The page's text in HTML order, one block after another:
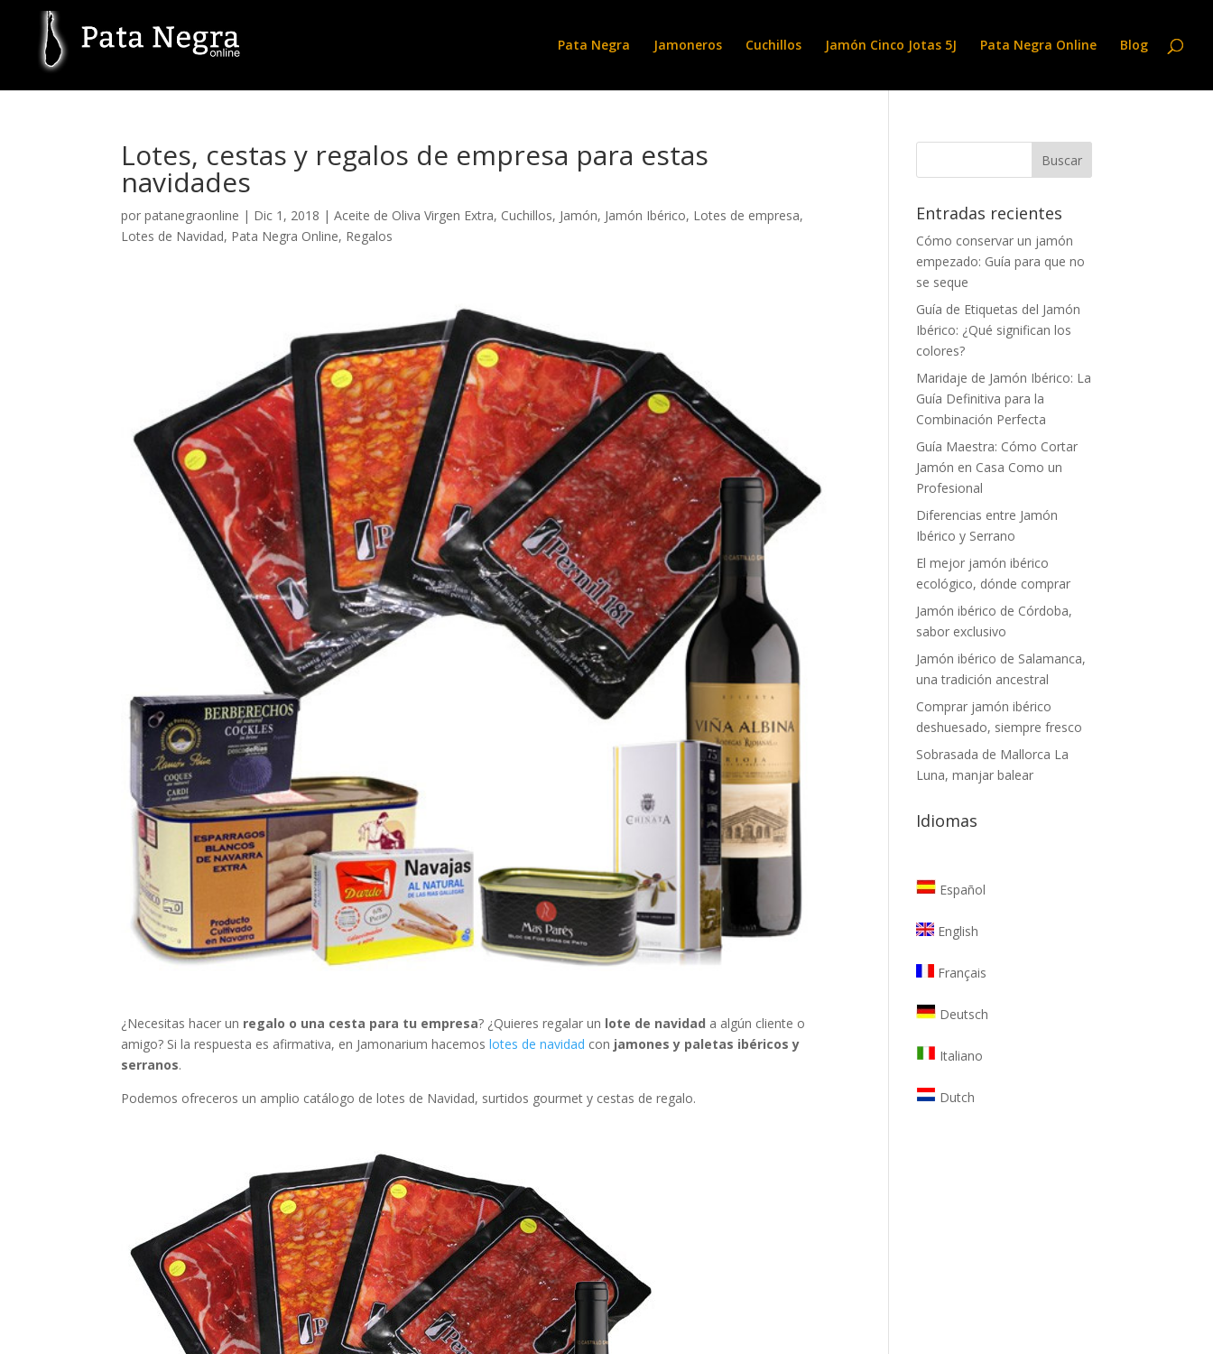
Pata Negra Jamoneros Cuchillos Jamón Cinco Jotas 5J Pata Negra Online Blog
Lotes, cestas y regalos de empresa para estas
navidades
porpatanegraonline | Dic 1, 2018 |Aceite de Oliva Virgen Extra, Cuchillos, Jamón, Jamón Ibérico, Lotes de empresa,
Lotes de Navidad, Pata Negra Online, Regalos
¿Necesitas hacer un regalo o una cesta para tu empresa? ¿Quieres regalar un lote de navidad a algún cliente o
amigo? Si la respuesta es afirmativa, en Jamonarium hacemoslotes de navidad con jamones y paletas ibéricos y
serranos.
Podemos ofreceros un amplio catálogo de lotes de Navidad, surtidos gourmet y cestas de regalo.
Entradas recientes
Cómo conservar un jamón
empezado: Guía para que no
se seque
Guía de Etiquetas del Jamón
Ibérico: ¿Qué significan los
colores?
Maridaje de Jamón Ibérico: La
Guía Definitiva para la
Combinación Perfecta
Guía Maestra: Cómo Cortar
Jamón en Casa Como un
Profesional
Diferencias entre Jamón
Ibérico y Serrano
El mejor jamón ibérico
ecológico, dónde comprar
Jamón ibérico de Córdoba,
sabor exclusivo
Jamón ibérico de Salamanca,
una tradición ancestral
Comprar jamón ibérico
deshuesado, siempre fresco
Sobrasada de Mallorca La
Luna, manjar balear
Idiomas
Español
English
Français
Deutsch
Italiano
Dutch